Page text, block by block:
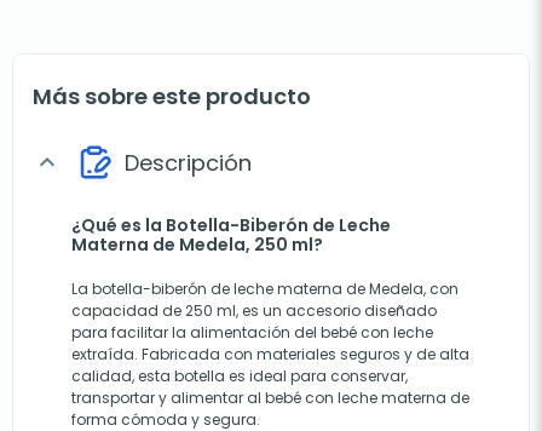
Más sobre este producto
expand_more Descripción
¿Qué es la Botella-Biberón de Leche
Materna de Medela, 250 ml?
La botella-biberón de leche materna de Medela, con
capacidad de 250 ml, es un accesorio diseñado
para facilitar la alimentación del bebé con leche
extraída. Fabricada con materiales seguros y de alta
calidad, esta botella es ideal para conservar,
transportar y alimentar al bebé con leche materna de
forma cómoda y segura.